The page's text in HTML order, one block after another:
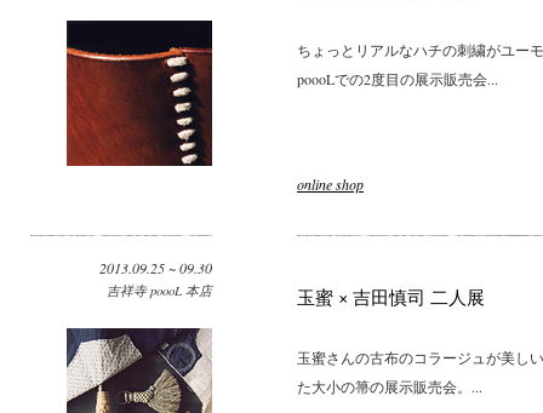
ちょっとリアルなハチの刺繍がユー
poooLでの2度目の展示販売会...
online shop
2013.09.25 ~ 09.30
吉祥寺 poooL 本店 玉蜜 × 吉田慎司 二人展
玉蜜さんの古布のコラージュが美し
た大小の箒の展示販売会。...